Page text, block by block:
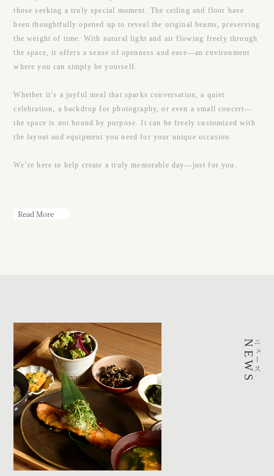
those seeking a truly special moment. The ceiling and floor have
been thoughtfully opened up to reveal the original beams, preserving
the weight of time. With natural light and air flowing freely through
the space, it offers a sense of openness and ease—an environment
where you can simply be yourself.
Whether it’s a joyful meal that sparks conversation, a quiet
celebration, a backdrop for photography, or even a small concert—
the space is not bound by purpose. It can be freely customized with
the layout and equipment you need for your unique occasion.
We’re here to help create a truly memorable day—just for you.
Read More
ニュース
NEWS